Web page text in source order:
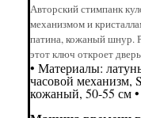
Авторский стимпанк
механизмом и
патина, кожаный шнур.
этот ключ откроет
• Материалы:
часовой механизм,
кожаный, 50-55 см